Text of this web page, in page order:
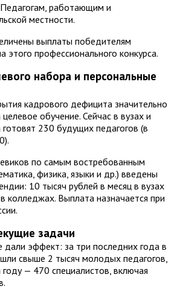
работающим и
местности.
выплаты победителям
этого профессионального конкурса.
набора и персональные
кадрового дефицита значительно
обучение. Сейчас в вузах и
230 будущих педагогов (в
по самым востребованным
физика, языки и др.) введены
10 тысяч рублей в месяц в вузах
колледжах. Выплата назначается при
задачи
эффект: за три последних года в
свыше 2 тысяч молодых педагогов,
— 470 специалистов, включая